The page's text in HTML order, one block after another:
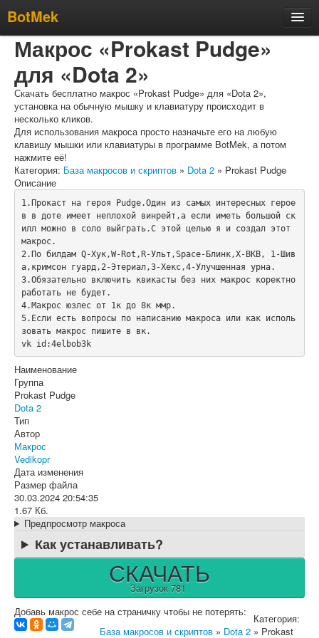
BotMek
Скачать
Обновления
Инструкция
Статьи
Бесплатные макросы
Тарифы
Отзывы
Поддержка
Форум
Макрос «Prokast Pudge»
для «Dota 2»
Скачать бесплатно макрос «Prokast Pudge» для «Dota 2»,
установка на обычную мышку и клавиатуру происходит в
несколько кликов.
Для использования макроса просто назначьте его на любую
клавишу мышки или клавиатуры в программе BotMek, а потом
нажмите её!
Категория: База макросов и скриптов » Dota 2 » Prokast Pudge
Описание
1.Прокаст на героя Pudge.Один из самых интересных герое
в в доте имеет неплохой винрейт,а если иметь большой ск
илл можно в соло выйграть.С этой целью я и создал этот
макрос.
2.По билдам Q-Хук,W-Rot,R-Ульт,Space-Блинк,X-BKB, 1-Шив
а,кримсон гуард,2-Этериал,3-Хекс,4-Улучшенная урна.
3.Обязательно включить квикасты без них макрос коректно
работать не будет.
4.Макрос юзлес от 1к до 8к ммр.
5.Если есть вопросы по написанию макроса или как исполь
зовать макрос пишите в вк.
vk id:4elbob3k
Наименование
Группа
Prokast Pudge
Dota 2
Тип
Автор
Макрос
Vedikopr
Дата изменения
Размер файла
30.03.2024 20:54:35
1.67 Кб.
Предпросмотр макроса
Как устанавливать?
СКАЧАТЬ
Загрузок 781
Добавь макрос себе на страничку чтобы не потерять:
Категория:
База макросов и скриптов » Dota 2 » Prokast